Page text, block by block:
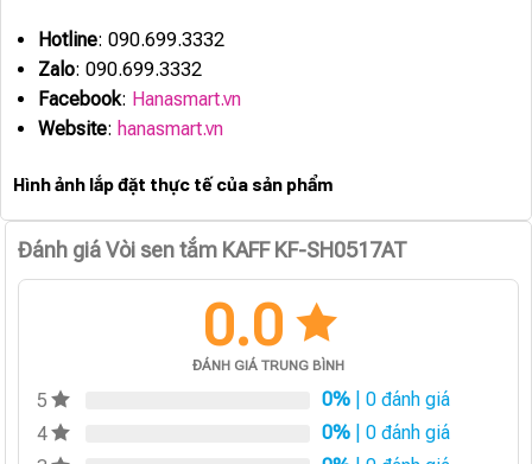
Hotline: 090.699.3332
Zalo: 090.699.3332
Facebook: Hanasmart.vn
Website: hanasmart.vn
Hình ảnh lắp đặt thực tế của sản phẩm
Đánh giá Vòi sen tắm KAFF KF-SH0517AT
0.0
ĐÁNH GIÁ TRUNG BÌNH
5 0% | 0 đánh giá
4
0% | 0 đánh giá